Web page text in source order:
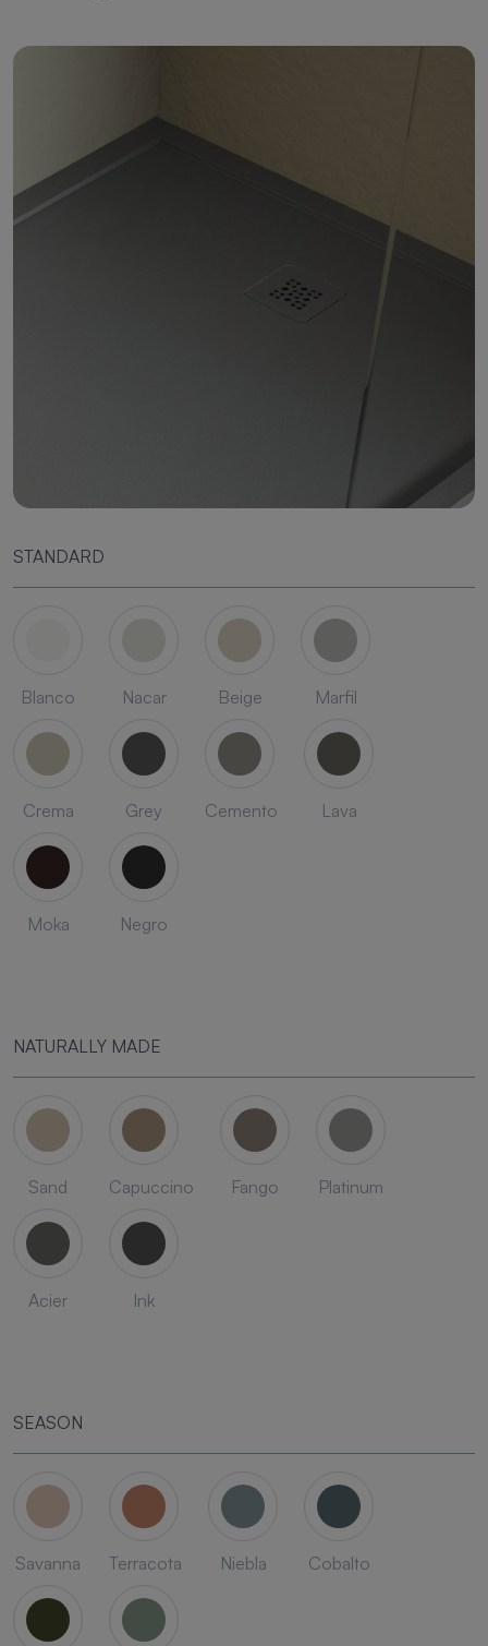
STANDARD
Blanco Nacar Beige Marfil
Crema Grey Cemento Lava
Moka Negro
NATURALLY MADE
Sand Capuccino Fango Platinum
Acier Ink
SEASON
Savanna Terracota Niebla Cobalto